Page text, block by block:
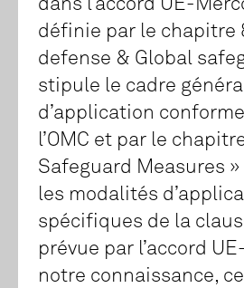
dans l’accord UE-
définie par le chapitre
defense & Global
stipule le cadre
d’application
l’OMC et par le
Safeguard Measures
les modalités
spécifiques de la
prévue par l’accord
notre connaissance,